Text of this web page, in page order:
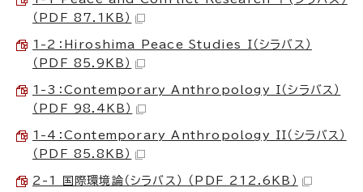
（PDF 87.1KB）
1-2：Hiroshima Peace Studies I（シラバス）
（PDF 85.9KB）
1-3：Contemporary Anthropology I（シラバス）
（PDF 98.4KB）
1-4：Contemporary Anthropology II（シラバス）
（PDF 85.8KB）
2-1 国際環境論（シラバス） （PDF 212.6KB）